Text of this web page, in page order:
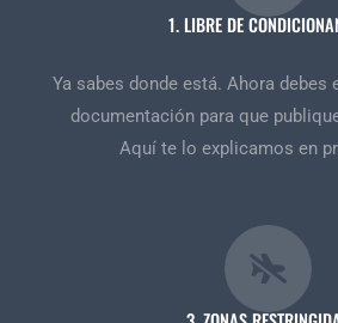
1. LIBRE DE
Ya sabes donde está. Ahora debes
documentación para que
Aquí te lo explicamos en